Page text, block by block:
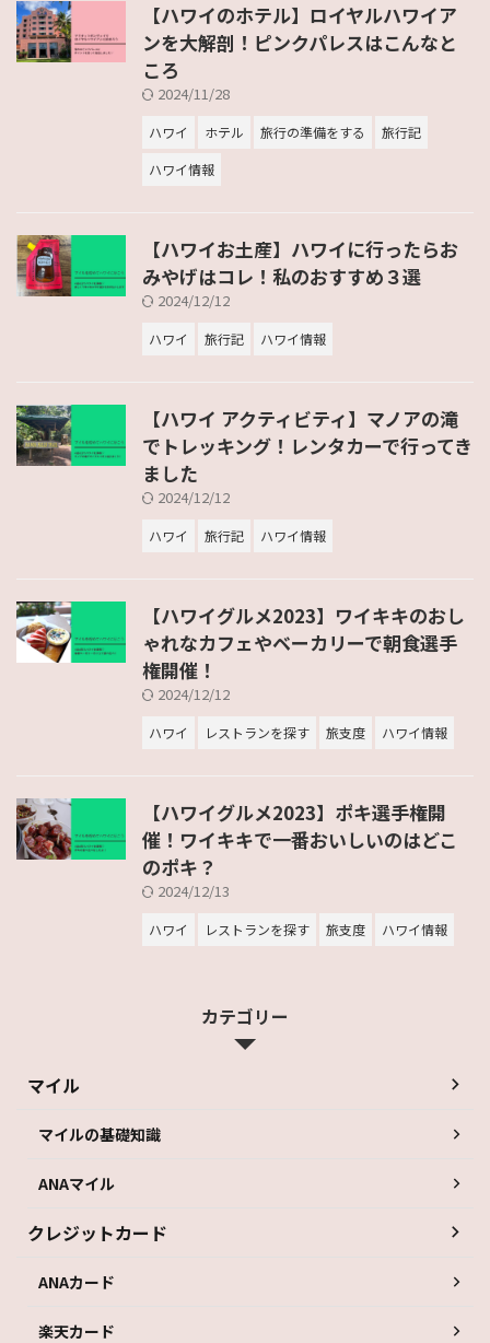
【ハワイのホテル】ロイヤルハワイア
ンを大解剖！ピンクパレスはこんなと
ころ
2024/11/28
ハワイ ホテル 旅行の準備をする
旅行記
ハワイ情報
【ハワイお土産】ハワイに行ったらお
みやげはコレ！私のおすすめ３選
2024/12/12
ハワイ 旅行記 ハワイ情報
【ハワイ アクティビティ】マノアの滝
でトレッキング！レンタカーで行ってき
ました
2024/12/12
ハワイ 旅行記 ハワイ情報
【ハワイグルメ2023】ワイキキのおし
ゃれなカフェやベーカリーで朝食選手
権開催！
2024/12/12
ハワイ レストランを探す 旅支度 ハワイ情報
【ハワイグルメ2023】ポキ選手権開
催！ワイキキで一番おいしいのはどこ
のポキ？
2024/12/13
ハワイ レストランを探す 旅支度 ハワイ情報
カテゴリー
マイル
マイルの基礎知識
ANAマイル
クレジットカード
ANAカード
楽天カード